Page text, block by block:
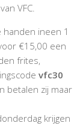
VFC.
€15,00 een
frites,
vfc30
betalen zij maar
krijgen